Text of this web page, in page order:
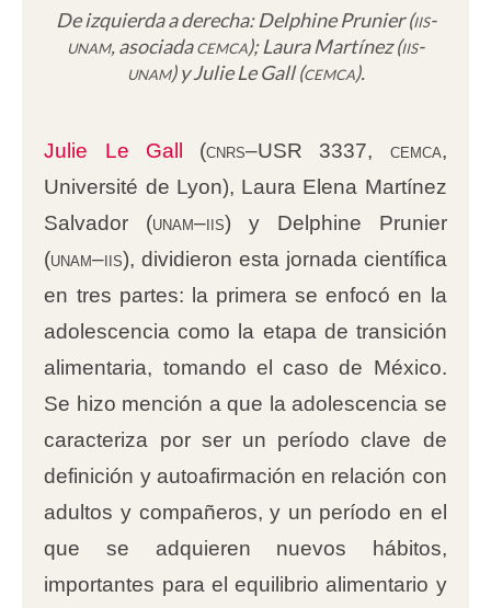
De izquierda a derecha: Delphine Prunier (iis-
unam, asociadacemca); Laura Martínez (iis-
unam) y Julie Le Gall (cemca).
Julie Le Gall (cnrs–USR 3337, cemca,
Université de Lyon), Laura Elena Martínez
Salvador (unam–iis) y Delphine Prunier
(unam–iis), dividieron esta jornada científica
en tres partes: la primera se enfocó en la
adolescencia como la etapa de transición
alimentaria, tomando el caso de México.
Se hizo mención a que la adolescencia se
caracteriza por ser un período clave de
definición y autoafirmación en relación con
adultos y compañeros, y un período en el
que se adquieren nuevos hábitos,
importantes para el equilibrio alimentario y